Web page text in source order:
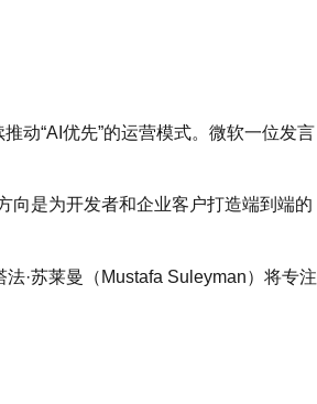
动“AI优先”的运营模式。微软一位发言
向是为开发者和企业客户打造端到端的
·苏莱曼（Mustafa Suleyman）将专注